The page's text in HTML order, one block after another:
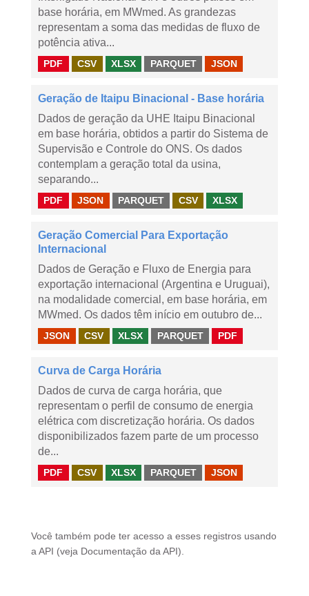
base horária, em MWmed. As grandezas
representam a soma das medidas de fluxo de
potência ativa...
PDF CSV XLSX PARQUET JSON
Geração de Itaipu Binacional - Base horária
Dados de geração da UHE Itaipu Binacional
em base horária, obtidos a partir do Sistema de
Supervisão e Controle do ONS. Os dados
contemplam a geração total da usina,
separando...
PDF JSON PARQUET CSV XLSX
Geração Comercial Para Exportação
Internacional
Dados de Geração e Fluxo de Energia para
exportação internacional (Argentina e Uruguai),
na modalidade comercial, em base horária, em
MWmed. Os dados têm início em outubro de...
JSON CSV XLSX PARQUET PDF
Curva de Carga Horária
Dados de curva de carga horária, que
representam o perfil de consumo de energia
elétrica com discretização horária. Os dados
disponibilizados fazem parte de um processo
de...
PDF CSV XLSX PARQUET JSON
Você também pode ter acesso a esses registros usando
a API (veja Documentação da API ).